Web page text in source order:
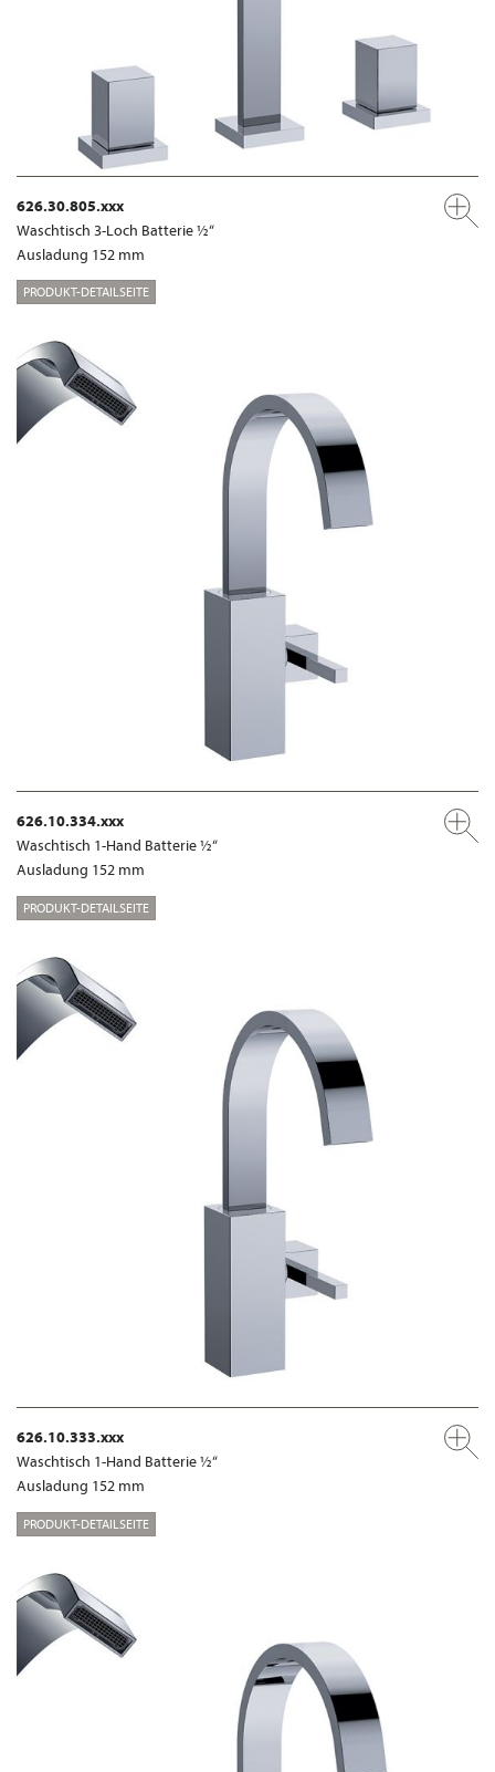
626.30.805.xxx
Waschtisch 3-Loch Batterie ½“
Ausladung 152 mm
PRODUKT-DETAILSEITE
626.10.334.xxx
Waschtisch 1-Hand Batterie ½“
Ausladung 152 mm
PRODUKT-DETAILSEITE
626.10.333.xxx
Waschtisch 1-Hand Batterie ½“
Ausladung 152 mm
PRODUKT-DETAILSEITE